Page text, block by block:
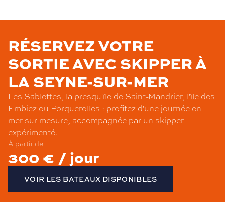
RÉSERVEZ VOTRE
SORTIE AVEC SKIPPER À
LA SEYNE-SUR-MER
Les Sablettes, la presqu'île de Saint-Mandrier, l'île des
Embiez ou Porquerolles : profitez d'une journée en
mer sur mesure, accompagnée par un skipper
expérimenté.
À partir de
300 € / jour
VOIR LES BATEAUX DISPONIBLES